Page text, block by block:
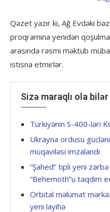
Qəzet yazır ki, Ağ Evdəki
proqramına yenidən
arasında rəsmi məktub
istisna etmirlər.
Sizə maraqlı ola bilər
Türkiyənin S-400-ləri
Ukrayna ordusu
müqaviləsi imzalandı
“Şahed” tipli yeni
“Behemoth”u təqdim
Orbital məlumat
yeni layihə